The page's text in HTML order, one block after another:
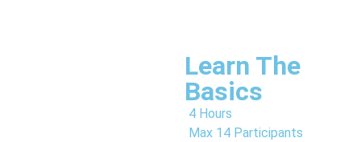
Learn The
Basics
4 Hours
Max 14 Participants